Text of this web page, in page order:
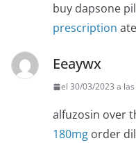
buy dapsone
prescription
Eeaywx
el 30/03/2023 a
alfuzosin over
180mg order